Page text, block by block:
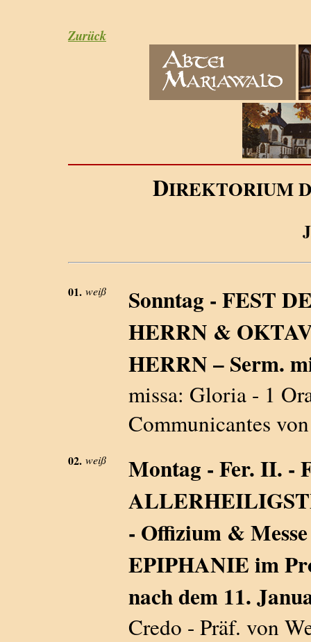
Zurück
DIREKTORIUM
J
01. weiß
Sonntag - FEST
HERRN &
HERRN – Serm.
missa: Gloria - 1
Communicantes
02. weiß
Montag - Fer. II. -
- Offizium &
EPIPHANIE im
nach dem 11.
Credo - Präf. von